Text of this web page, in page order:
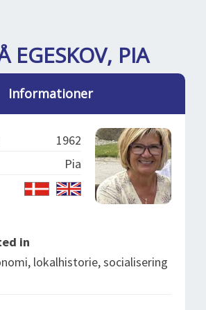
EGESKOV, PIA
Informationer
1962
Pia
in
lokalhistorie, socialisering